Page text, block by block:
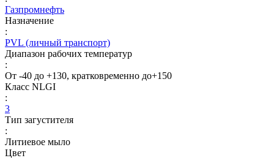
Газпромнефть
Назначение
:
PVL (личный транспорт)
Диапазон рабочих температур
:
От -40 до +130, кратковременно до+150
Класс NLGI
:
3
Тип загустителя
:
Литиевое мыло
Цвет